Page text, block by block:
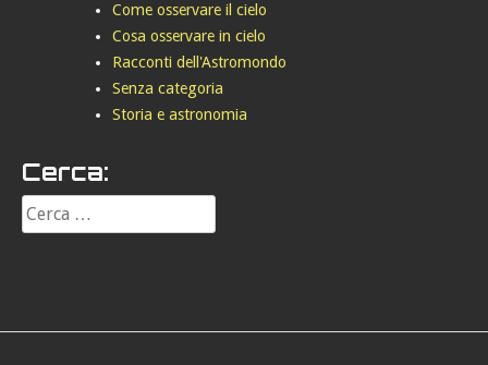
Come osservare il cielo
Cosa osservare in cielo
Racconti dell'Astromondo
Senza categoria
Storia e astronomia
Cerca: